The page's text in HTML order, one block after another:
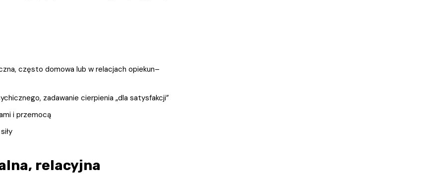
często domowa lub w relacjach opiekun–
zadawanie cierpienia „dla satysfakcji”
i przemocą
relacyjna